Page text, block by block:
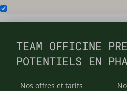
TEAM OFFICINE
POTENTIELS EN
Nos offres et tarifs